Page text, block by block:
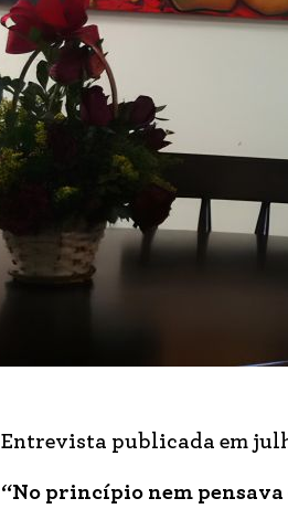
Entrevista publicada em
“No princípio nem pensava